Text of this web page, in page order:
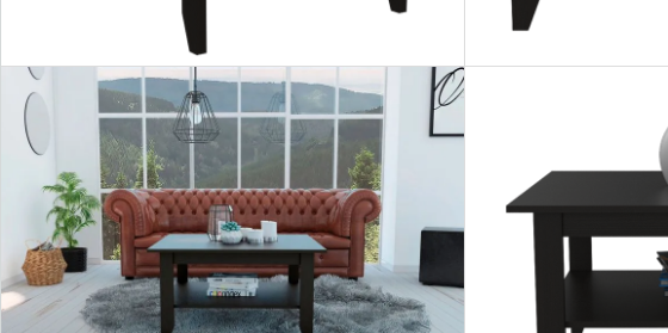
Mesa de Centro Gota
(30x110x68) Amaretto
DKO DESIGN SAS